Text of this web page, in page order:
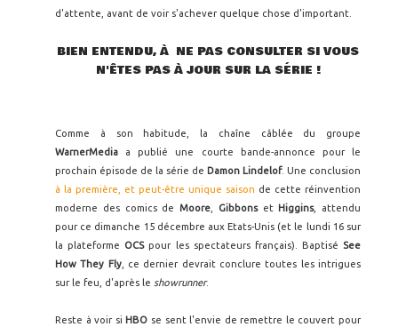
d'attente, avant de voir s'achever quelque chose d'important.
BIEN ENTENDU, À NE PAS CONSULTER SI VOUS
N'ÊTES PAS À JOUR SUR LA SÉRIE !
Comme à son habitude, la chaîne câblée du groupe
WarnerMedia a publié une courte bande-annonce pour le
prochain épisode de la série de Damon Lindelof. Une conclusion
à la première, et peut-être unique saison de cette réinvention
moderne des comics de Moore Gibbonset Higgins, attendu
pour ce dimanche 15 décembre aux Etats-Unis (et le lundi 16 sur
la plateforme OCSpour les spectateurs français). Baptisé See
How They Fly, ce dernier devrait conclure toutes les intrigues
sur le feu, d'après le showrunner.
Reste à voir si HBO se sent l'envie de remettre le couvert pour